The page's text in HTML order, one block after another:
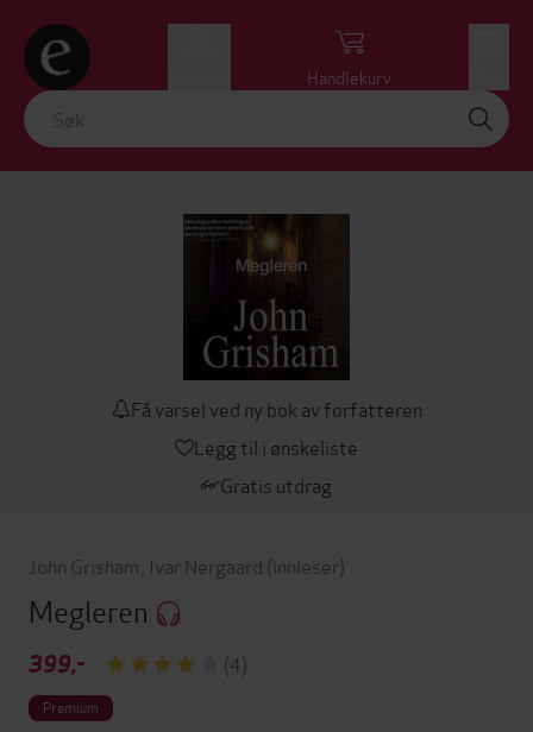
Handlekurv
Få varsel ved ny bok av forfatteren
Legg til i ønskeliste
Gratis utdrag
John Grisham Ivar Nergaard (innleser)
Megleren
399,- (4)
Premium